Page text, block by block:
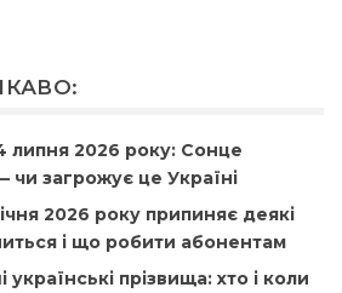
липня 2026 року: Сонце
чи загрожує це Україні
2026 року припиняє деякі
і що робити абонентам
прізвища: хто і коли